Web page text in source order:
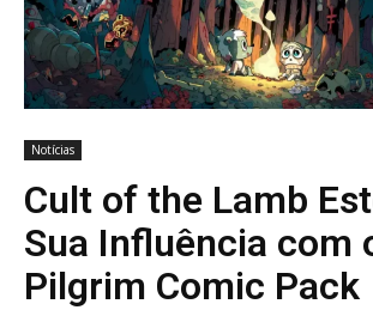
Notícias
Cult of the Lamb
Sua Influência com
Pilgrim Comic Pack